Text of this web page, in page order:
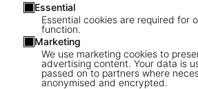
Essential
Essential cookies are required for
function.
Marketing
We use marketing cookies to
advertising content. Your data is
passed on to partners where
anonymised and encrypted.
1/ 8